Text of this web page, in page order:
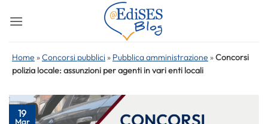
Home »Concorsi pubblici » Pubblica amministrazione »Concorsi
polizia locale: assunzioni per agenti in vari enti locali
19
Mar